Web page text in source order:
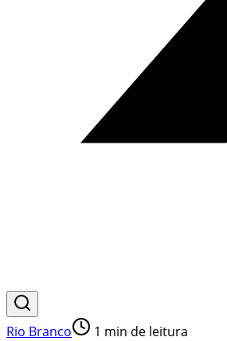
Rio Branco 1 min de leitura